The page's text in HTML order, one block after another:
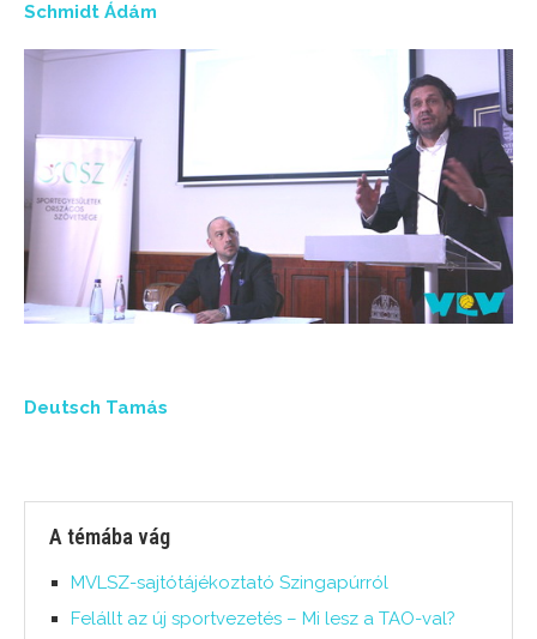
Schmidt Ádám
Deutsch Tamás
A témába vág
MVLSZ-sajtótájékoztató Szingapúrról
Felállt az új sportvezetés – Mi lesz a TAO-val?